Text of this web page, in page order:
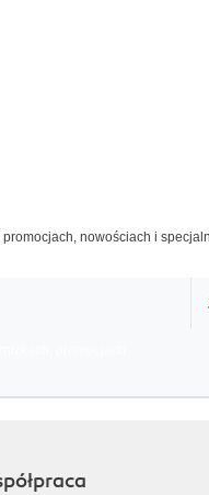
nowościach i